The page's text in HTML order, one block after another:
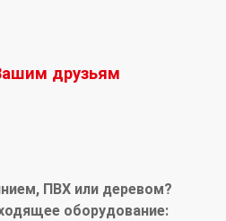
друзьям
ПВХ или деревом?
оборудование: